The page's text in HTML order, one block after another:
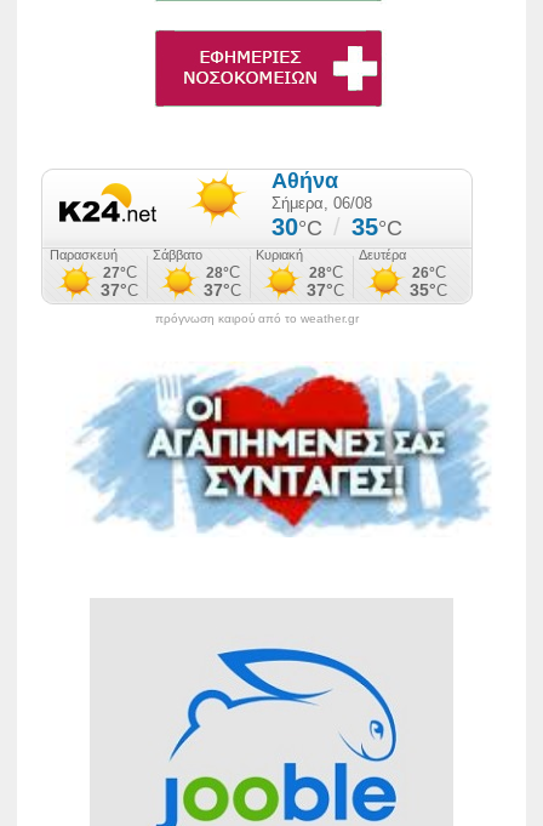
πρόγνωση καιρού από το weather.gr